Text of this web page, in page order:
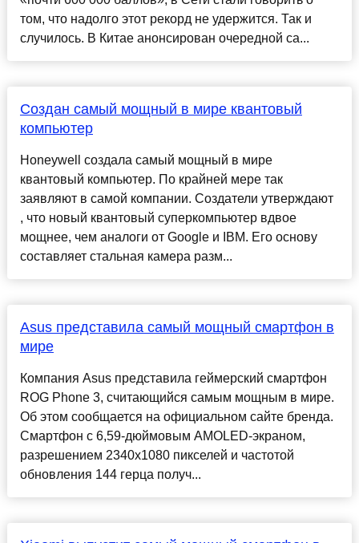
том, что надолго этот рекорд не удержится. Так и
случилось. В Китае анонсирован очередной са...
Создан самый мощный в мире квантовый
компьютер
Honeywell создала самый мощный в мире
квантовый компьютер. По крайней мере так
заявляют в самой компании. Создатели утверждают
, что новый квантовый суперкомпьютер вдвое
мощнее, чем аналоги от Google и IBM. Его основу
составляет стальная камера разм...
Asus представила самый мощный смартфон в
мире
Компания Asus представила геймерский смартфон
ROG Phone 3, считающийся самым мощным в мире.
Об этом сообщается на официальном сайте бренда.
Смартфон с 6,59-дюймовым AMOLED-экраном,
разрешением 2340х1080 пикселей и частотой
обновления 144 герца получ...